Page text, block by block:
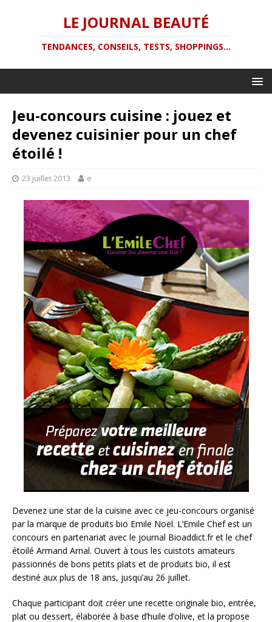
LE JOURNAL BEAUTÉ
TENDANCES, CONSEILS, TESTS, SHOPPINGS...
Jeu-concours cuisine : jouez et
devenez cuisinier pour un chef
étoilé !
23 juillet 2013 e
Devenez une star de la cuisine avec ce jeu-concours organisé
par la marque de produits bio Emile Noël. L’Emile Chef est un
concours en partenariat avec le journal Bioaddict.fr et le chef
étoilé Armand Arnal. Ouvert à tous les cuistots amateurs
passionnés de bons petits plats et de produits bio, il est
destiné aux plus de 18 ans, jusqu’au 26 juillet.
Chaque participant doit créer une recette originale bio, entrée,
plat ou dessert, élaborée à base d’huile d’olive, et la propose